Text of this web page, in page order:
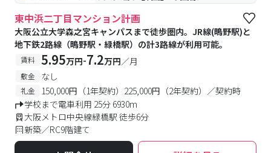
#新築 #食事付き
東中浜二丁目マンション計画
大阪公立大学森之宮キャンパスまで徒歩圏内。JR線(鴫野駅)と
地下鉄2路線（鴫野駅・緑橋駅）の計3路線が利用可能。
賃料 5.95万円-7.2万円／月
敷金 なし
礼金
150,000円（1年契約）225,000円（2年契約）／契約時
学校まで電車利用 25分 6930m
大阪メトロ中央線緑橋駅 徒歩6分
新築／RC9階建て